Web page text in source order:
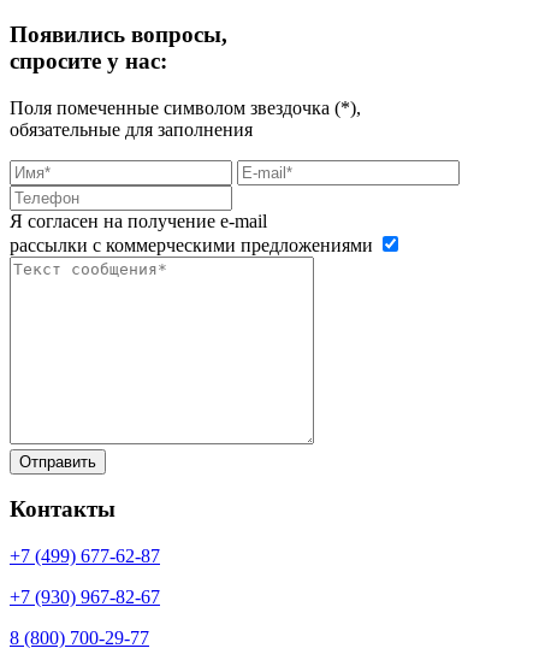
Появились вопросы,
спросите у нас:
Поля помеченные символом звездочка (*),
обязательные для заполнения
Я согласен на получение e-mail
рассылки с коммерческими предложениями
Контакты
+7 (499) 677-62-87
+7 (930) 967-82-67
8 (800) 700-29-77